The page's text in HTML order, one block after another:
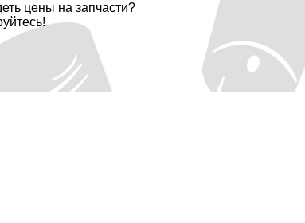
цены на запчасти?